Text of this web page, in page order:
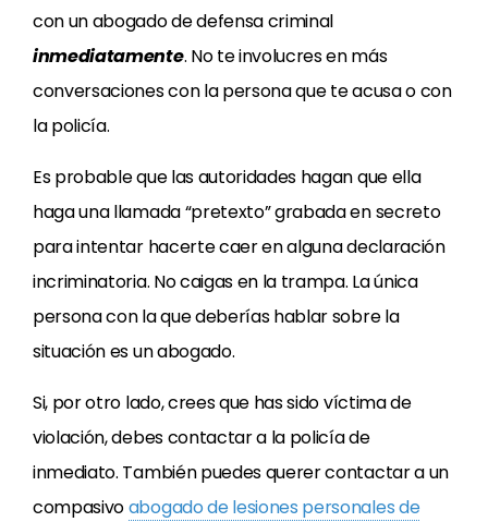
con un abogado de defensa criminal
inmediatamente. No te involucres en más
conversaciones con la persona que te acusa o con
la policía.
Es probable que las autoridades hagan que ella
haga una llamada “pretexto” grabada en secreto
para intentar hacerte caer en alguna declaración
incriminatoria. No caigas en la trampa. La única
persona con la que deberías hablar sobre la
situación es un abogado.
Si, por otro lado, crees que has sido víctima de
violación, debes contactar a la policía de
inmediato. También puedes querer contactar a un
compasivoabogado de lesiones personales de